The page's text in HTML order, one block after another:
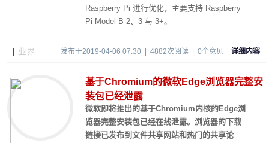
Raspberry Pi 进行优化，主要支持 Raspberry
Pi Model B 2、3 与 3+。
业界 发布于2019-04-06 07:30 | 4882次阅读 | 0个意见 详细内容
基于Chromium的微软Edge浏览器完整安
装包已经泄露
微软即将推出的基于Chromium内核的Edge浏
览器完整安装包已经在线泄露。浏览器的下载
链接已发布到文件共享网站和热门的共享论